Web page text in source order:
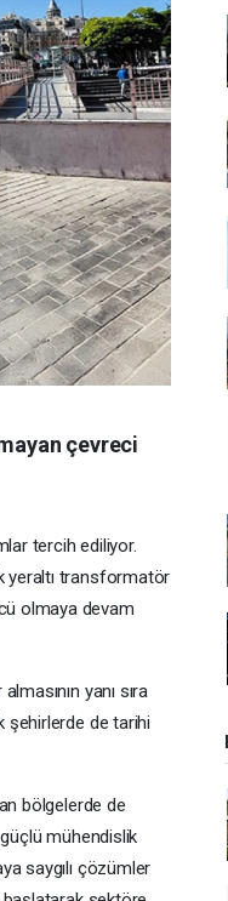
çevreci
tercih ediliyor.
yeraltı transformatör
olmaya devam
yanı sıra
şehirlerde de tarihi
bölgelerde de
mühendislik
saygılı çözümler